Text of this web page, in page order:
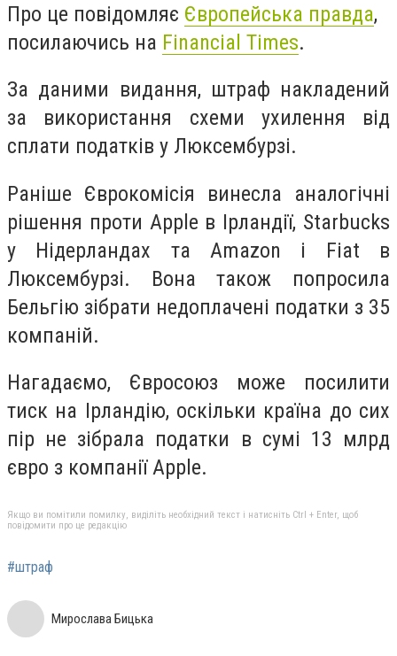
Про це повідомляє Європейська правда,
посилаючись на Financial Times.
За даними видання, штраф накладений
за використання схеми ухилення від
сплати податків у Люксембурзі.
Раніше Єврокомісія винесла аналогічні
рішення проти Apple в Ірландії, Starbucks
у Нідерландах та Amazon і Fiat в
Люксембурзі. Вона також попросила
Бельгію зібрати недоплачені податки з 35
компаній.
Нагадаємо, Євросоюз може посилити
тиск на Ірландію, оскільки країна до сих
пір не зібрала податки в сумі 13 млрд
євро з компанії Apple.
Якщо ви помітили помилку, виділіть необхідний текст і натисніть Ctrl + Enter, щоб
повідомити про це редакцію
#штраф
Мирослава Бицька